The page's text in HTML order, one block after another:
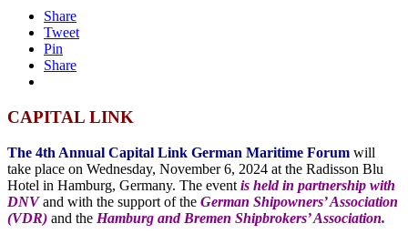
Share
Tweet
Pin
Share
CAPITAL LINK
The 4th Annual Capital Link German Maritime Forum will
take place on Wednesday, November 6, 2024 at the Radisson Blu
Hotel in Hamburg, Germany. The event is held in partnership with
DNV and with the support of the German Shipowners’ Association
(VDR) and the Hamburg and Bremen Shipbrokers’ Association.